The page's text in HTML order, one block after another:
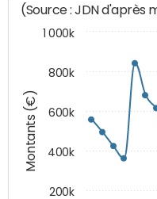
Montants (€)
(Source : JDN d'après
200k
400k
600k
800k
1 000k